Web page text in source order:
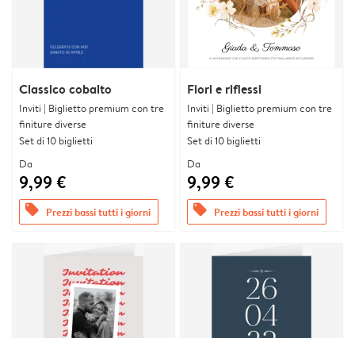
Classico cobalto
Inviti | Biglietto premium con tre
finiture diverse
Set di 10 biglietti
Da
9,99 €
offers Prezzi bassi tutti i giorni
Fiori e riflessi
Inviti | Biglietto premium con tre
finiture diverse
Set di 10 biglietti
Da
9,99 €
offers Prezzi bassi tutti i giorni